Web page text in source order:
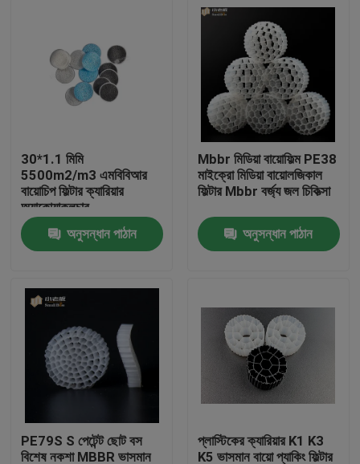
আমাদের সম্পর্কে
কারখানা ভ্রমণ
মান নিয়ন্ত্রণ
আমাদের সাথে যোগাযোগ করুন
ব্লগ
উদ্ধৃতির জন্য আবেদন
এমবিবিআর বায়ো মিডিয়া
30*1.1 মিমি
5500m2/m3 এমবিবিআর
বায়োচিপ ফিল্টার ক্যারিয়ার
অ্যাকোয়াকুলচার
অনুসন্ধান পাঠান
Mbbr মিডিয়া বায়োফিল্ম PE38
মাইক্রো মিডিয়া বায়োলজিকাল
ফিল্টার Mbbr বর্জ্য জল চিকিত্সা
অনুসন্ধান পাঠান
PE79S S পেটেন্ট ছোট বস
বিশেষ নকশা MBBR ভাসমান
প্লাস্টিকের ক্যারিয়ার K1 K3
K5 ভাসমান বায়ো প্যাকিং ফিল্টার